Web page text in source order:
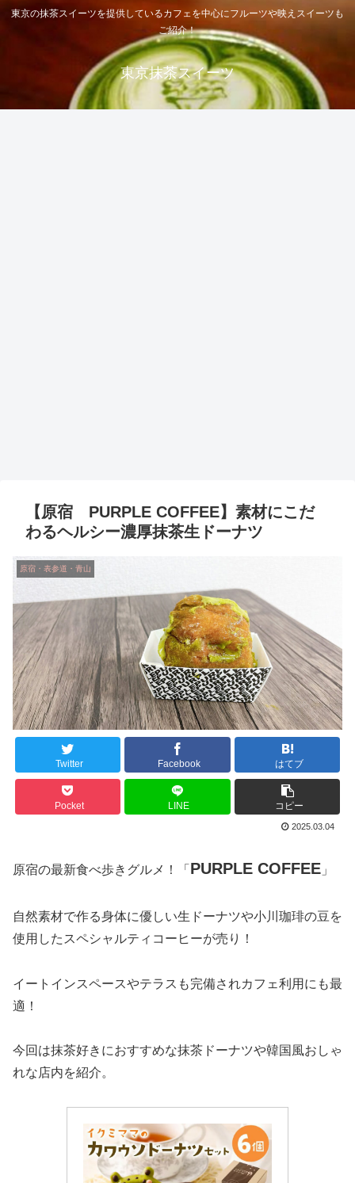
東京の抹茶スイーツを提供しているカフェを中心にフルーツや映えスイーツも
ご紹介！
東京抹茶スイーツ
【原宿 PURPLE COFFEE】素材にこだ
わるヘルシー濃厚抹茶生ドーナツ
原宿・表参道・青山
Twitter Facebook はてブ
Pocket LINE コピー
2025.03.04
原宿の最新食べ歩きグルメ！「 PURPLE COFFEE 」
自然素材で作る身体に優しい生ドーナツや小川珈琲の豆を
使用したスペシャルティコーヒーが売り！
イートインスペースやテラスも完備されカフェ利用にも最
適！
今回は抹茶好きにおすすめな抹茶ドーナツや韓国風おしゃ
れな店内を紹介。